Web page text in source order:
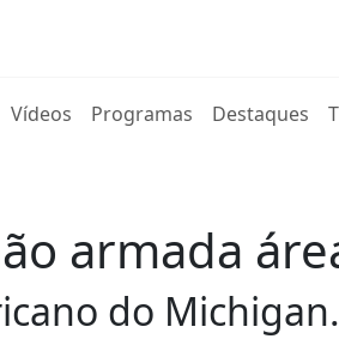
Vídeos Programas Destaques
armada
do Michigan.